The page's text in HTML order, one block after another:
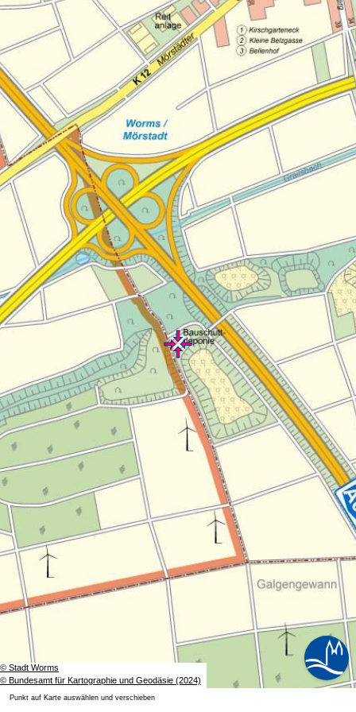
Punkt auf Karte auswählen und verschieben
© Bundesamt für Kartographie und Geodäsie (2024)
© Stadt Worms